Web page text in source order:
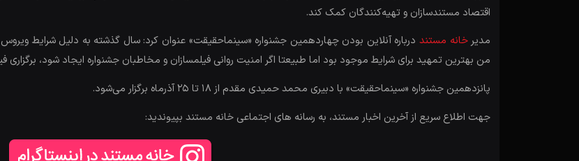
اقتصاد مستندسازان و تهیه‌کنندگان کمک کند.
مدیرخانه مستنددرباره آنلاین بودن چهاردهمین جشنواره «سینماحقیقت» عنوان کرد: سال گذشته به دلیل شرایط
من بهترین تمهید برای شرایط موجود بود اما طبیعتا اگر امنیت روانی فیلمسازان و مخاطبان جشنواره ایجاد شود، برگزاری
پانزدهمین جشنواره «سینماحقیقت» با دبیری محمد حمیدی مقدم از ۱۸ تا ۲۵ آذرماه برگزار می‌شود.
جهت اطلاع سریع از آخرین اخبار مستند، به رسانه های اجتماعی خانه مستند بپیوندید: